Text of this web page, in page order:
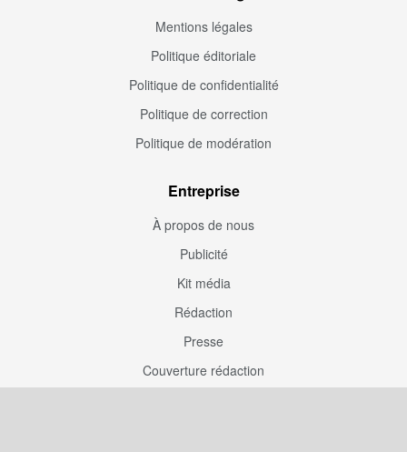
Mentions légales
Politique éditoriale
Politique de confidentialité
Politique de correction
Politique de modération
Entreprise
À propos de nous
Publicité
Kit média
Rédaction
Presse
Couverture rédaction